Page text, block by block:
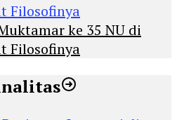
ke 35 NU di
Filosofinya